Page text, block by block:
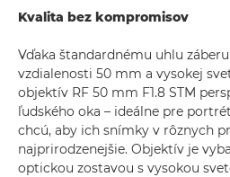
Kvalita bez kompromisov
Vďaka štandardnému uhlu
vzdialenosti 50 mm a vysokej
objektív RF 50 mm F1.8 STM
ľudského oka – ideálne pre
chcú, aby ich snímky v rôznych
najprirodzenejšie. Objektív je
optickou zostavou s vysokou